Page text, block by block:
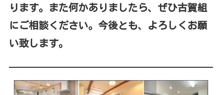
ります。また何かありましたら、ぜひ古賀組
にご相談ください。今後とも、よろしくお願
い致します。